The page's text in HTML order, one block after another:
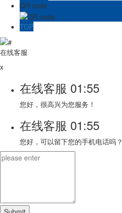
QR code
TOP
在线客服
x
在线客服 01:55
您好，很高兴为您服务！
在线客服 01:55
您好，可以留下您的手机电话吗？